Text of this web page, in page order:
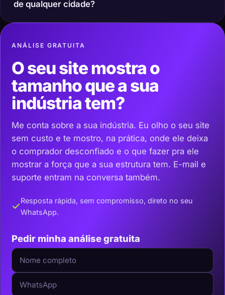
de qualquer cidade?
ANÁLISE GRATUITA
O seu site mostra o
tamanho que a sua
indústria tem?
Me conta sobre a sua indústria. Eu olho o seu site
sem custo e te mostro, na prática, onde ele deixa
o comprador desconfiado e o que fazer pra ele
mostrar a força que a sua estrutura tem. E-mail e
suporte entram na conversa também.
Resposta rápida, sem compromisso, direto no seu
WhatsApp.
Pedir minha análise gratuita